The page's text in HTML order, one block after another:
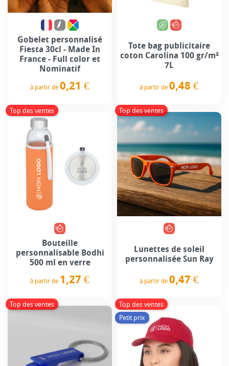
Gobelet personnalisé
Fiesta 30cl - Made In
France - Full color et
Nominatif
à partir de 0,21 €
Tote bag publicitaire
coton Carolina 100 gr/m²
7L
à partir de 0,48 €
Top des ventes
Bouteille
personnalisable Bodhi
500 ml en verre
à partir de 1,27 €
Top des ventes
Lunettes de soleil
personnalisée Sun Ray
à partir de 0,47 €
Top des ventes
Top des ventes
Petit prix